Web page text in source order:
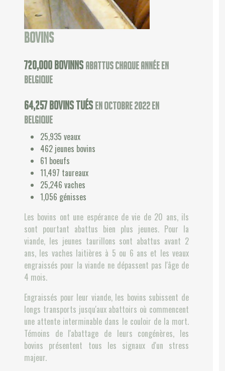
Bovins
720,000 bovinns abattus chaque année en
Belgique
64,257bovins tués en octobre 2022 en
Belgique
25,935 veaux
462 jeunes bovins
61 boeufs
11,497 taureaux
25,246 vaches
1,056 génisses
Les bovins ont une espérance de vie de 20 ans, ils
sont pourtant abattus bien plus jeunes. Pour la
viande, les jeunes taurillons sont abattus avant 2
ans, les vaches laitières à 5 ou 6 ans et les veaux
engraissés pour la viande ne dépassent pas l'âge de
4 mois.
Engraissés pour leur viande, les bovins subissent de
longs transports jusqu'aux abattoirs où commencent
une attente interminable dans le couloir de la mort.
Témoins de l'abattage de leurs congénères, les
bovins présentent tous les signaux d'un stress
majeur.